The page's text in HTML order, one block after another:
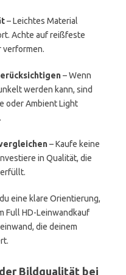
– Leichtes Material
Achte auf reißfeste
verformen.
– Wenn
werden kann, sind
oder Ambient Light
– Kaufe keine
in Qualität, die
eine klare Orientierung,
Full HD-Leinwandkauf
die deinem
Bildqualität bei